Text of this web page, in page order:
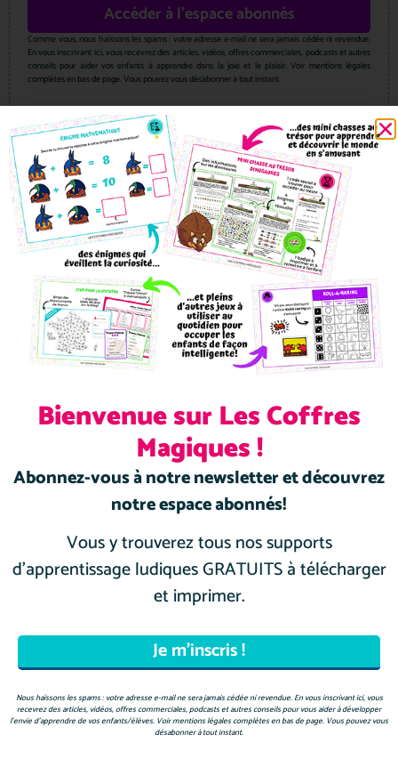
Accéder à l'espace abonnés
Comme vous, nous haïssons les spams : votre adresse e-mail ne sera jamais cédée ni revendue.
En vous inscrivant ici, vous recevrez des articles, vidéos, offres commerciales, podcasts et autres
conseils pour aider vos enfants à apprendre dans la joie et le plaisir. Voir mentions légales
complètes en bas de page. Vous pouvez vous désabonner à tout instant.
Nos blogs préférés
Faire découvrir l’écologie aux enfants
Grandir avec plaisir
La chasse aux jeux
Les super parents
L’épopée ludique
Parents-enfants-connectes
Porter Guider Expérimenter
SOS Nancy
Madame Pas de Soucis
Bienvenue sur Les Coffres
Magiques !
Abonnez-vous à notre newsletter et découvrez
notre espace abonnés!
Vous y trouverez tous nos supports
d’apprentissage ludiques GRATUITS à télécharger
et imprimer.
Nous haïssons les spams : votre adresse e-mail ne sera jamais cédée ni revendue. En vous inscrivant ici, vous
recevrez des articles, vidéos, offres commerciales, podcasts et autres conseils pour vous aider à développer
l’envie d’apprendre de vos enfants/élèves. Voir mentions légales complètes en bas de page. Vous pouvez vous
désabonner à tout instant.